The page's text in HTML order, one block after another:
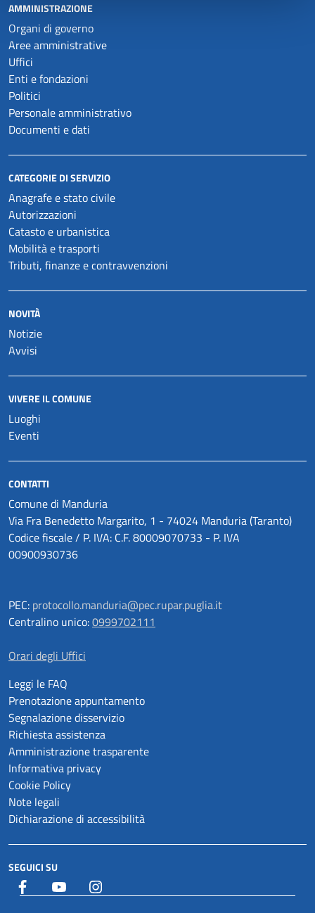
AMMINISTRAZIONE
Organi di governo
Aree amministrative
Uffici
Enti e fondazioni
Politici
Personale amministrativo
Documenti e dati
CATEGORIE DI SERVIZIO
Anagrafe e stato civile
Autorizzazioni
Catasto e urbanistica
Mobilità e trasporti
Tributi, finanze e contravvenzioni
NOVITÀ
Notizie
Avvisi
VIVERE IL COMUNE
Luoghi
Eventi
CONTATTI
Comune di Manduria
Via Fra Benedetto Margarito, 1 - 74024 Manduria (Taranto)
Codice fiscale / P. IVA: C.F. 80009070733 - P. IVA
00900930736
PEC: protocollo.manduria@pec.rupar.puglia.it
Centralino unico:0999702111
Orari degli Uffici
Leggi le FAQ
Prenotazione appuntamento
Segnalazione disservizio
Richiesta assistenza
Amministrazione trasparente
Informativa privacy
Cookie Policy
Note legali
Dichiarazione di accessibilità
SEGUICI SU
Facebook YouTube